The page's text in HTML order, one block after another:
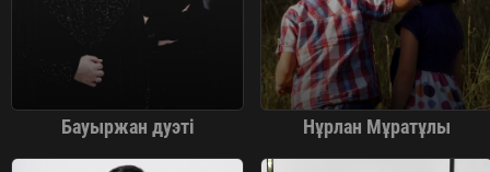
Бауыржан дуэті Нұрлан Мұратұлы